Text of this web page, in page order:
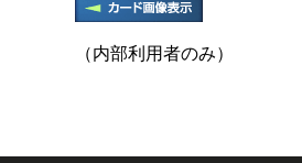
（内部利用者のみ）